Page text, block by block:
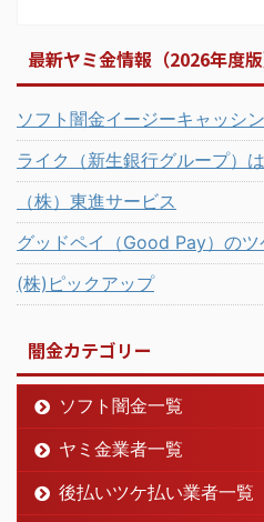
最新ヤミ金情報（2026年度版
ソフト闇金イージーキャッシ
ライク（新生銀行グループ）
（株）東進サービス
グッドペイ（Good Pay）の
(株)ピックアップ
闇金カテゴリー
ソフト闇金一覧
ヤミ金業者一覧
後払いツケ払い業者一覧